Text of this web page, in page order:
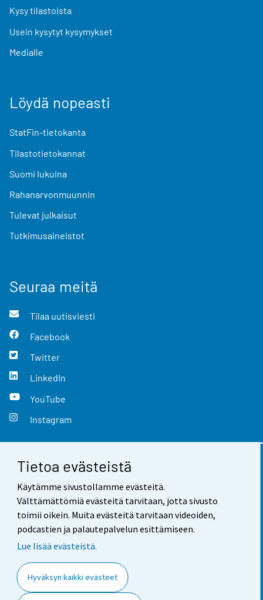
Tietoa evästeistä
Käytämme sivustollamme evästeitä.
Välttämättömiä evästeitä tarvitaan, jotta sivusto
toimii oikein. Muita evästeitä tarvitaan videoiden,
podcastien ja palautepalvelun esittämiseen.
Lue lisää evästeistä.
Hyväksyn kaikki evästeet
Kysy tilastoista
Usein kysytyt kysymykset
Medialle
Löydä nopeasti
StatFin-tietokanta
Tilastotietokannat
Suomi lukuina
Rahanarvonmuunnin
Tulevat julkaisut
Tutkimusaineistot
Seuraa meitä
Tilaa uutisviesti
Facebook
Twitter
LinkedIn
YouTube
Instagram
Yhteystiedot
Palaute
Käyttöehdot
Saavutettavuus
Tietoa sivustosta